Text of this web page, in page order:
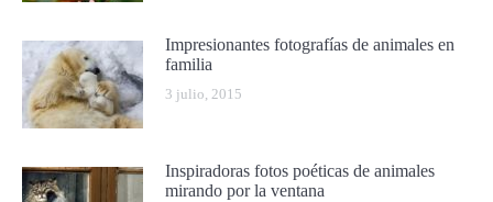
Impresionantes fotografías de animales en
familia
3 julio, 2015
Inspiradoras fotos poéticas de animales
mirando por la ventana